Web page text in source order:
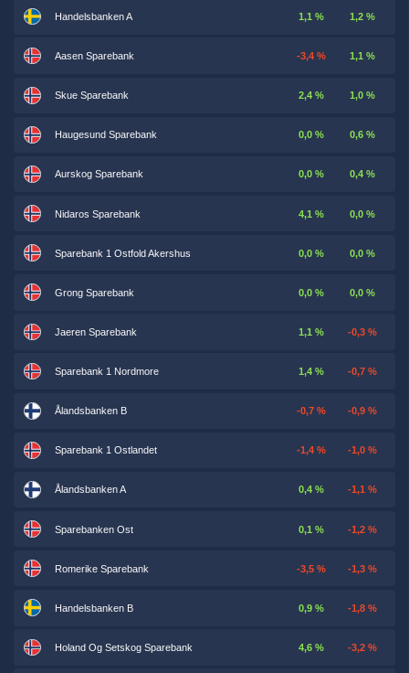
Handelsbanken A 1,1 % 1,2 %
Aasen Sparebank -3,4 % 1,1 %
Skue Sparebank 2,4 % 1,0 %
Haugesund Sparebank 0,0 % 0,6 %
Aurskog Sparebank 0,0 % 0,4 %
Nidaros Sparebank 4,1 % 0,0 %
Sparebank 1 Ostfold Akershus 0,0 % 0,0 %
Grong Sparebank 0,0 % 0,0 %
Jaeren Sparebank 1,1 % -0,3 %
Sparebank 1 Nordmore 1,4 % -0,7 %
Ålandsbanken B -0,7 % -0,9 %
Sparebank 1 Ostlandet -1,4 % -1,0 %
Ålandsbanken A 0,4 % -1,1 %
Sparebanken Ost 0,1 % -1,2 %
Romerike Sparebank -3,5 % -1,3 %
Handelsbanken B 0,9 % -1,8 %
Holand Og Setskog Sparebank 4,6 % -3,2 %